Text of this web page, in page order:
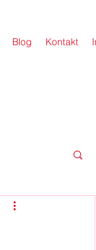
Blog Kontakt